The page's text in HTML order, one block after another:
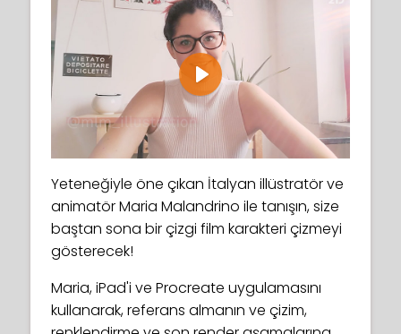
Play
Yeteneğiyle öne çıkan İtalyan illüstratör ve
animatör Maria Malandrino ile tanışın, size
baştan sona bir çizgi film karakteri çizmeyi
gösterecek!
Maria, iPad'i ve Procreate uygulamasını
kullanarak, referans almanın ve çizim,